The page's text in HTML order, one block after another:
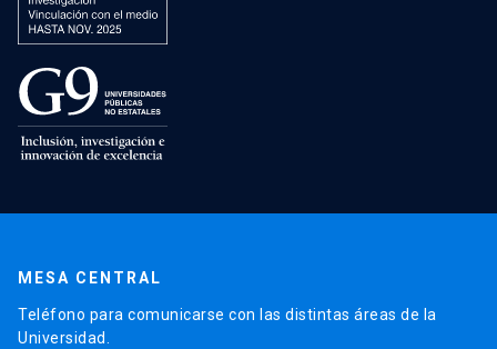
MESA CENTRAL
Teléfono para comunicarse con las distintas áreas de la
Universidad.